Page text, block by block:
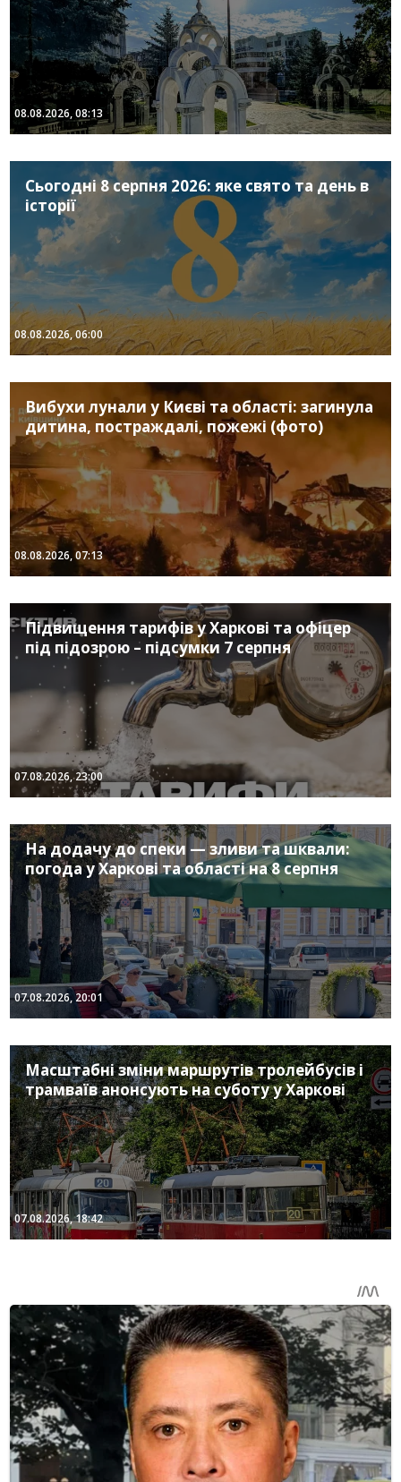
08.08.2026, 08:13
Сьогодні 8 серпня 2026: яке свято та день в
історії
08.08.2026, 06:00
Вибухи лунали у Києві та області: загинула
дитина, постраждалі, пожежі (фото)
08.08.2026, 07:13
Підвищення тарифів у Харкові та офіцер
під підозрою – підсумки 7 серпня
07.08.2026, 23:00
На додачу до спеки — зливи та шквали:
погода у Харкові та області на 8 серпня
07.08.2026, 20:01
Масштабні зміни маршрутів тролейбусів і
трамваїв анонсують на суботу у Харкові
07.08.2026, 18:42